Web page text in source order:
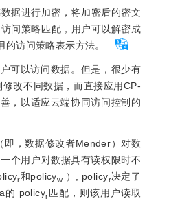
据进行加密，将加密后的密文
问策略匹配，用户可以解密成
访问策略表示方法。
可以访问数据。但是，很少有
改不同数据，而直接应用CP-
，以适应云端协同访问控制的
即，数据修改者Mender）对数
一个用户对数据具有读权限时不
r和policyw ）, policyr决定了
的 policyr 匹配，则该用户读取